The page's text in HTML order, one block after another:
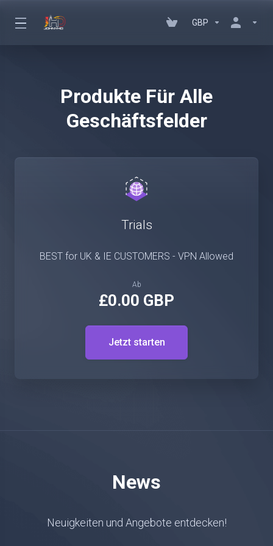
GBP
Produkte Für Alle
Geschäftsfelder
Trials
BEST for UK & IE CUSTOMERS - VPN Allowed
Ab
£0.00 GBP
Jetzt starten
News
Neuigkeiten und Angebote entdecken!